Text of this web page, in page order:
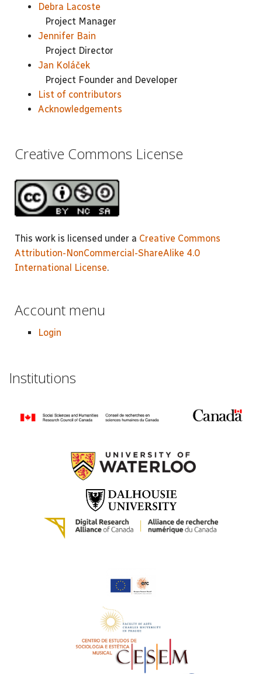
Debra Lacoste
Project Manager
Jennifer Bain
Project Director
Jan Koláček
Project Founder and Developer
List of contributors
Acknowledgements
Creative Commons License
This work is licensed under a Creative Commons
Attribution-NonCommercial-ShareAlike 4.0
International License.
Account menu
Login
Institutions